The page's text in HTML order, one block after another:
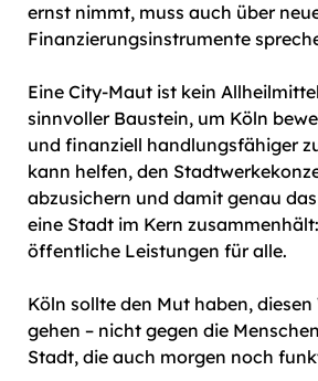
ernst nimmt, muss auch über
Finanzierungsinstrumente
Eine City-Maut ist kein
sinnvoller Baustein, um Köln
und finanziell handlungsfähiger
kann helfen, den
abzusichern und damit genau
eine Stadt im Kern
öffentliche Leistungen für alle.
Köln sollte den Mut haben,
gehen – nicht gegen die
Stadt, die auch morgen noch